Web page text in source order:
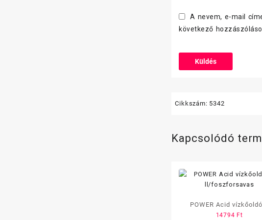
A nevem, e-mail
következő
Cikkszám: 5342
Kapcsolódó
POWER Acid
ll/foszforsavas
14794 Ft